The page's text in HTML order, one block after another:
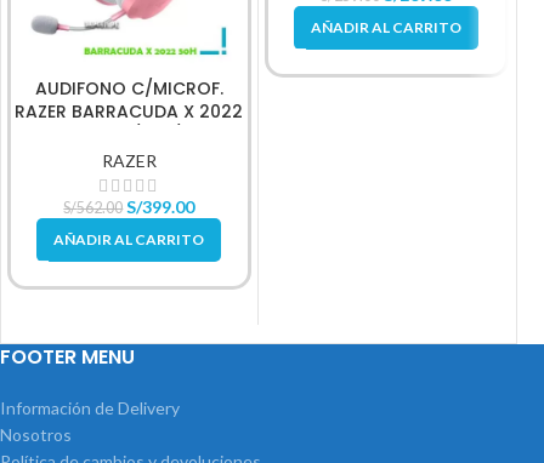
AUDIFONO C/MICROF.
RAZER BARRACUDA X 2022
RAZER
S/562.00 S/399.00
AÑADIR AL CARRITO
AÑADIR AL CARRITO
FOOTER MENU
Información de Delivery
Nosotros